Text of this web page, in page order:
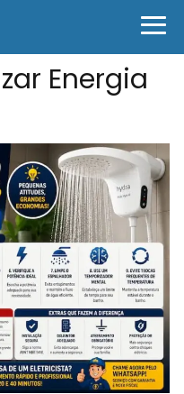
Energia